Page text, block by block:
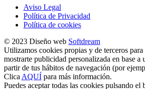
Aviso Legal
Política de Privacidad
Política de cookies
© 2023 Diseño web Softdream
Utilizamos cookies propias y de terceros
mostrarte publicidad personalizada en base a
partir de tus hábitos de navegación (por
Clica AQUÍ para más información.
Puedes aceptar todas las cookies pulsando el